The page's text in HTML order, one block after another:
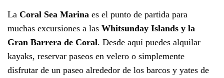
La Coral Sea Marina es el punto de partida para
muchas excursiones a las Whitsunday Islands y la
Gran Barrera de Coral. Desde aquí puedes alquilar
kayaks, reservar paseos en velero o simplemente
disfrutar de un paseo alrededor de los barcos y yates de